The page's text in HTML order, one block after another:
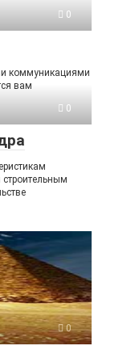
0
коммуникациями
вам
0
0